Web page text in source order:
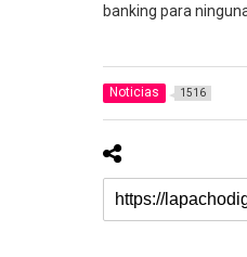
banking para
Noticias 1516